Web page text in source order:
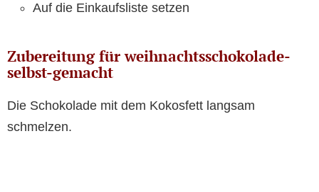
Auf die Einkaufsliste setzen
Zubereitung für weihnachtsschokolade-
selbst-gemacht
Die Schokolade mit dem Kokosfett langsam
schmelzen.